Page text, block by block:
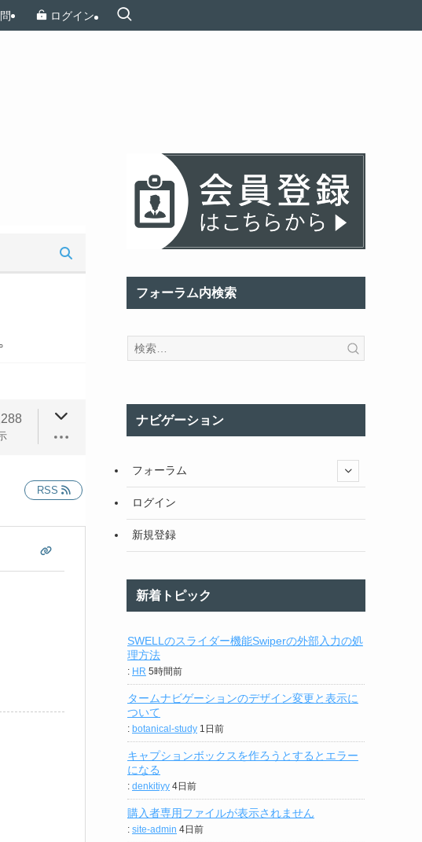
ログイン
RSS
フォーラム内検索
ナビゲーション
フォーラム
ログイン
新規登録
新着トピック
SWELLのスライダー機能Swiperの外部入力の処
理方法
: HR 5時間前
タームナビゲーションのデザイン変更と表示に
ついて
: botanical-study 1日前
キャプションボックスを作ろうとするとエラー
になる
: denkitiyy 4日前
購入者専用ファイルが表示されません
: site-admin 4日前